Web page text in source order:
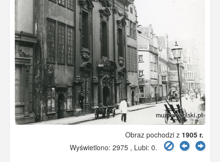
Obraz pochodzi z 1905 r.
Wyświetlono: 2975 , Lubi: 0.